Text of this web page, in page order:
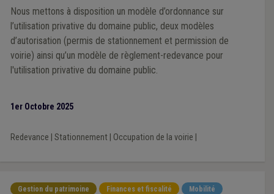
Nous mettons à disposition un modèle d’ordonnance sur
l’utilisation privative du domaine public, deux modèles
d’autorisation (permis de stationnement et permission de
voirie) ainsi qu’un modèle de règlement-redevance pour
l'utilisation privative du domaine public.
1er Octobre 2025
Redevance Stationnement| Occupation de la voirie
Gestion du patrimoine Finances et fiscalité
Mobilité